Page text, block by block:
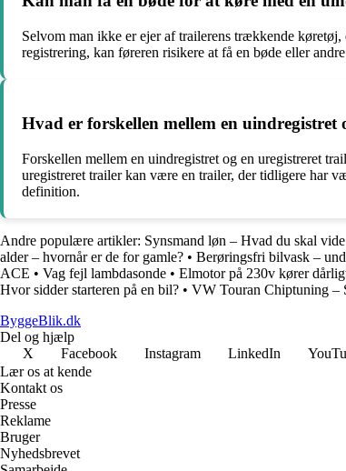
Selvom man ikke er ejer af trailerens trækkende
registrering, kan føreren risikere at få en bøde eller
Hvad er forskellen mellem en uindregistret
Forskellen mellem en uindregistret og en uregistreret
uregistreret trailer kan være en trailer, der tidligere har
definition.
Andre populære artikler: Synsmand løn – Hvad du skal
alder – hvornår er de for gamle? • Berøringsfri bilvask –
ACE • Vag fejl lambdasonde • Elmotor på 230v kører
Hvor sidder starteren på en bil? • VW Touran Chiptuning –
ByggeBlik.dk
Del og hjælp
X
Facebook Instagram LinkedIn
Lær os at kende
Kontakt os
Presse
Reklame
Bruger
Nyhedsbrevet